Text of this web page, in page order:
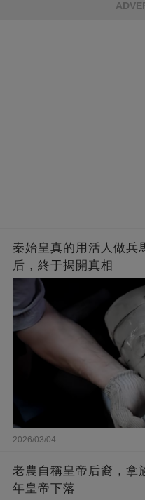
秦始皇真的用活人做兵
后，終于揭開真相
2026/03/04
老農自稱皇帝后裔，拿
年皇帝下落